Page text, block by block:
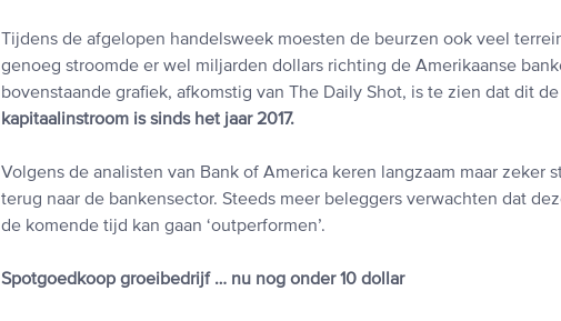
Tijdens de afgelopen handelsweek moesten de beurzen ook veel
genoeg stroomde er wel miljarden dollars richting de Amerikaanse
bovenstaande grafiek, afkomstig van The Daily Shot, is te zien dat dit de
kapitaalinstroom is sinds het jaar 2017.
Volgens de analisten van Bank of America keren langzaam maar zeker
terug naar de bankensector. Steeds meer beleggers verwachten dat
de komende tijd kan gaan ‘outperformen’.
Spotgoedkoop groeibedrijf … nu nog onder 10 dollar